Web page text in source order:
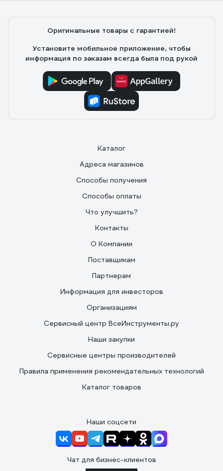
Оригинальные товары с гарантией!
Установите мобильное приложение, чтобы
информация по заказам всегда была под рукой
Каталог
Адреса магазинов
Способы получения
Способы оплаты
Что улучшить?
Контакты
О Компании
Поставщикам
Партнерам
Информация для инвесторов
Организациям
Сервисный центр ВсеИнструменты.ру
Наши закупки
Сервисные центры производителей
Правила применения рекомендательных технологий
Каталог товаров
Наши соцсети
Чат для бизнес-клиентов